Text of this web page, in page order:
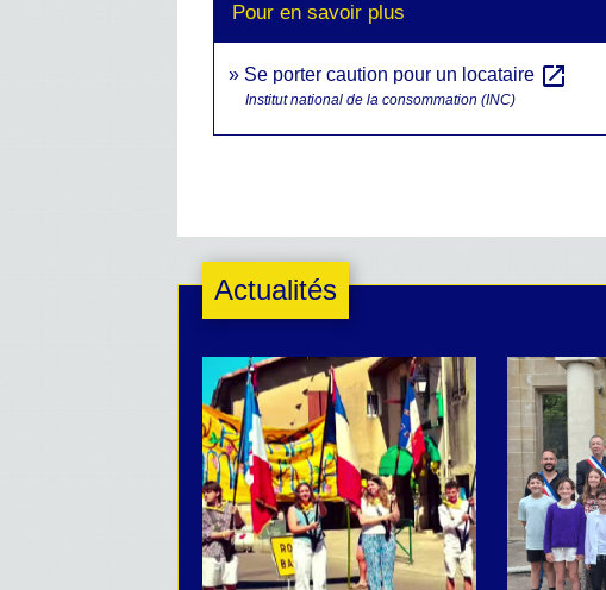
Pour en savoir plus
Se porter caution pour un locataire open_in_new
Institut national de la consommation (INC)
Actualités